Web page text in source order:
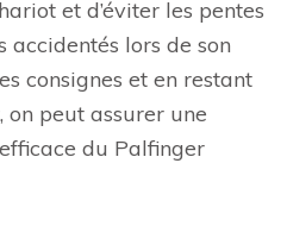
et d’éviter les pentes
accidentés lors de son
consignes et en restant
peut assurer une
du Palfinger